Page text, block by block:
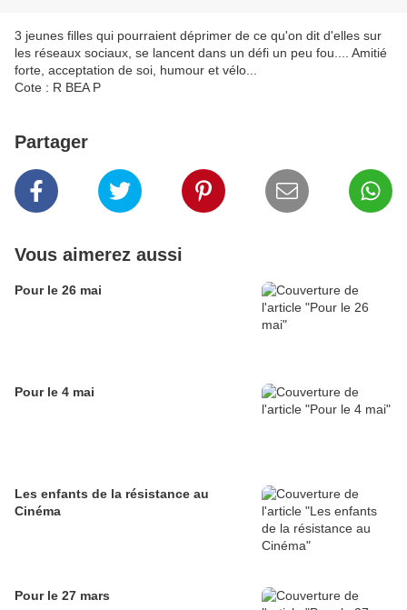
3 jeunes filles qui pourraient déprimer de ce qu'on dit d'elles sur
les réseaux sociaux, se lancent dans un défi un peu fou.... Amitié
forte, acceptation de soi, humour et vélo...
Cote : R BEA P
Partager
Vous aimerez aussi
Pour le 26 mai
Pour le 4 mai
Les enfants de la résistance au
Cinéma
Pour le 27 mars